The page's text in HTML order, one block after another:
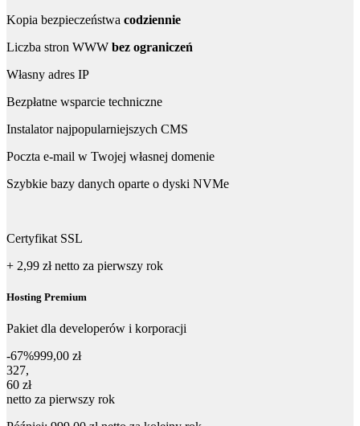
Kopia bezpieczeństwa codziennie
Liczba stron WWW bez ograniczeń
Własny adres IP
Bezpłatne wsparcie techniczne
Instalator najpopularniejszych CMS
Poczta e-mail w Twojej własnej domenie
Szybkie bazy danych oparte o dyski NVMe
Certyfikat SSL
+ 2,99 złnetto za pierwszy rok
Hosting Premium
Pakiet dla developerów i korporacji
-67%999,00 zł
327,60 zł netto za pierwszy rok
327,
60 zł
netto za pierwszy rok